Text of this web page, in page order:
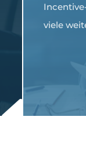
viele